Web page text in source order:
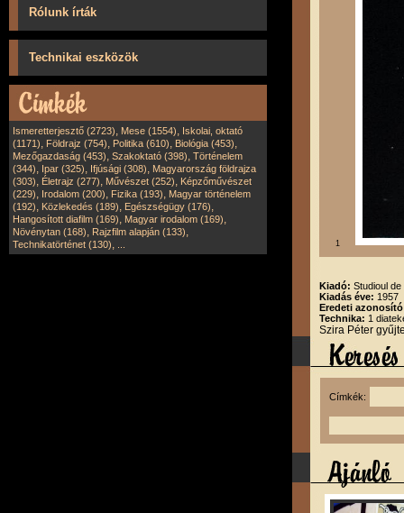
Rólunk írták
Technikai eszközök
Ismeretterjesztő (2723), Mese (1554), Iskolai, oktató
(1171), Földrajz (754), Politika (610), Biológia (453),
Mezőgazdaság (453), Szakoktató (398), Történelem
(344), Ipar (325), Ifjúsági (308), Magyarország földrajza
(303), Életrajz (277), Művészet (252), Képzőművészet
(229), Irodalom (200), Fizika (193), Magyar történelem
(192), Közlekedés (189), Egészségügy (176),
Hangosított diafilm (169), Magyar irodalom (169),
Növénytan (168), Rajzfilm alapján (133),
Technikatörténet (130), 1
Kiadó: Studioul
Kiadás éve: 1957
Eredeti
Technika: 1
Szira Péter
Címkék: